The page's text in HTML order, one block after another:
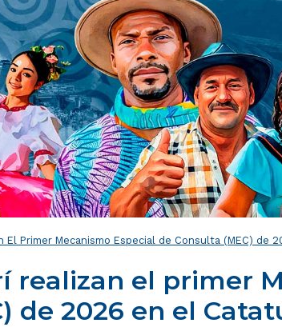
El Primer Mecanismo Especial de Consulta (MEC) de
realizan el primer
de 2026 en el